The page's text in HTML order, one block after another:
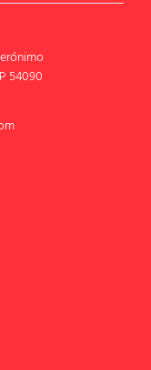
54090